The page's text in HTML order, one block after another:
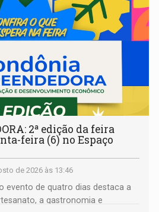
2ª edição da feira
feira (6) no Espaço
de 2026 às 13:46
evento de quatro dias destaca a
a gastronomia e